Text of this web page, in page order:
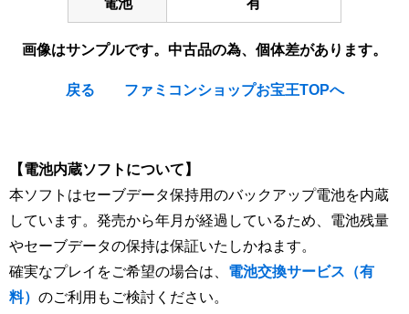
電池 有
画像はサンプルです。中古品の為、個体差があります。
戻る ファミコンショップお宝王TOPへ
【電池内蔵ソフトについて】
本ソフトはセーブデータ保持用のバックアップ電池を内蔵
しています。発売から年月が経過しているため、電池残量
やセーブデータの保持は保証いたしかねます。
確実なプレイをご希望の場合は、 電池交換サービス（有
料） のご利用もご検討ください。